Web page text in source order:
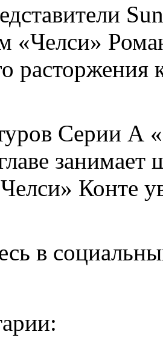
«Челси»
расторжения
Серии А
занимает
Конте
в